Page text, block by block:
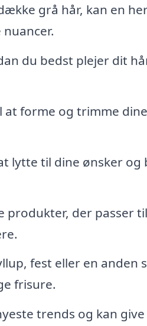
grå hår, kan en
du bedst plejer dit
forme og trimme
lytte til dine ønsker og
produkter, der passer
fest eller en anden
frisure.
trends og kan